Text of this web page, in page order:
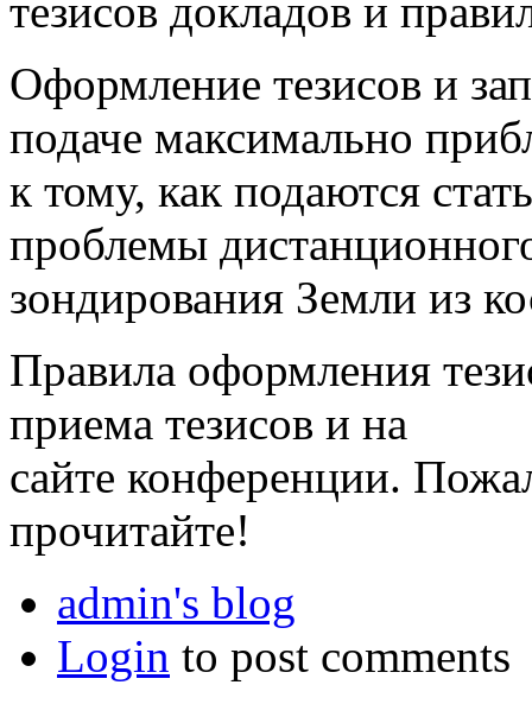
тезисов докладов и
Оформление тезисов и
подаче максимально
к тому, как подаются
проблемы
зондирования Земли из
Правила оформления
приема тезисов и на
сайте конференции.
прочитайте!
admin's blog
Login to post comments